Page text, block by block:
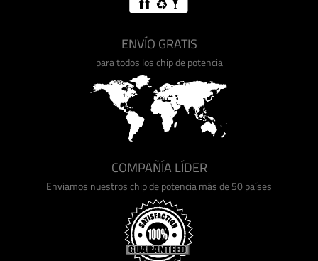
ENVÍO GRATIS
para todos los chip de potencia
COMPAÑÍA LÍDER
Enviamos nuestros chip de potencia más de 50 países